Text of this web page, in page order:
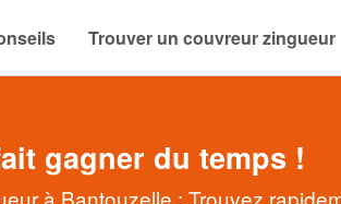
Trouver un couvreur zingueur
gagner du temps !
à Bantouzelle : Trouvez